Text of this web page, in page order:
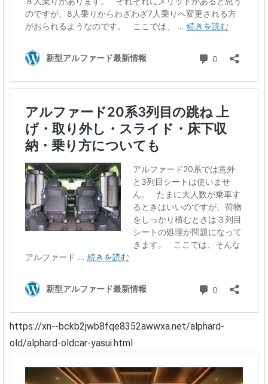
https://xn--bckb2jwb8fqe8352awwxa.net/alphard-
old/alphard-oldcar-yasui.html